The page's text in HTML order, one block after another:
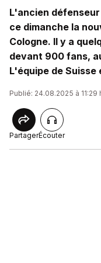
L'ancien
ce dimanche la
Cologne. Il y a
devant 900 fans,
L'équipe de
Publié: 24.08.2025 à 11:29
PartagerÉcouter